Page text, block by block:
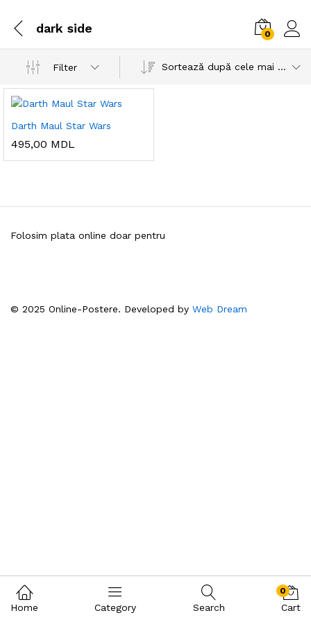
dark side 0
Filter Sortează după cele mai recente
Darth Maul Star Wars
495,00 MDL
© 2025 Online-Postere. Developed by Web Dream
Folosim plata online doar pentru
Home Category Search
0
Cart